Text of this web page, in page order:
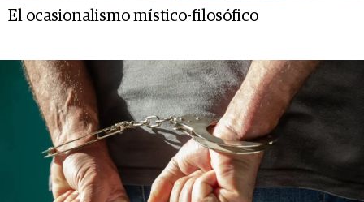
El ocasionalismo místico-filosófico